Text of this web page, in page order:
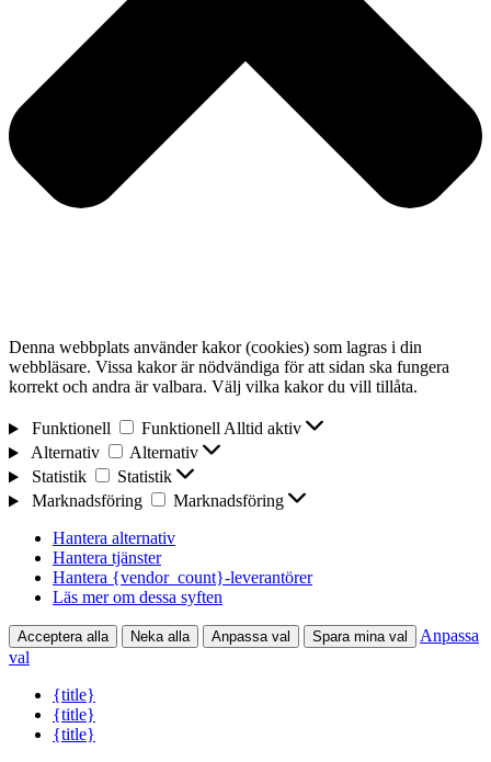
Denna webbplats använder kakor (cookies) som lagras i din
webbläsare. Vissa kakor är nödvändiga för att sidan ska fungera
korrekt och andra är valbara. Välj vilka kakor du vill tillåta.
Funktionell FunktionellAlltid aktiv
Alternativ
Alternativ
Statistik
Statistik
Marknadsföring
Marknadsföring
Hantera alternativ
Hantera tjänster
Hantera {vendor_count}-leverantörer
Läs mer om dessa syften
Acceptera alla Neka alla Anpassa val Spara mina val
Anpassa
val
{title}
{title}
{title}